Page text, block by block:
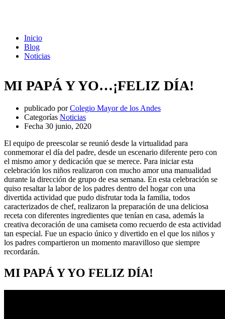
Inicio
Blog
Noticias
MI PAPÁ Y YO…¡FELIZ DÍA!
publicado por Colegio Mayor de los Andes
Categorías Noticias
Fecha 30 junio, 2020
El equipo de preescolar se reunió desde la virtualidad para
conmemorar el día del padre, desde un escenario diferente pero con
el mismo amor y dedicación que se merece. Para iniciar esta
celebración los niños realizaron con mucho amor una manualidad
durante la dirección de grupo de esa semana. En esta celebración se
quiso resaltar la labor de los padres dentro del hogar con una
divertida actividad que pudo disfrutar toda la familia, todos
caracterizados de chef, realizaron la preparación de una deliciosa
receta con diferentes ingredientes que tenían en casa, además la
creativa decoración de una camiseta como recuerdo de esta actividad
tan especial. Fue un espacio único y divertido en el que los niños y
los padres compartieron un momento maravilloso que siempre
recordarán.
MI PAPÁ Y YO FELIZ DÍA!